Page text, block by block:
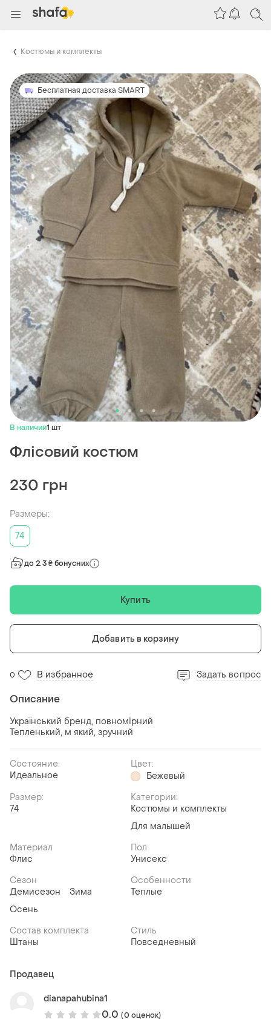
Костюмы и комплекты
Бесплатная доставка SMART
В наличии1 шт
Флісовий костюм
230 грн
Размеры:
74
до 2.3 ₴ бонусних
Купить
Добавить в корзину
0 В избранное Задать вопрос
Описание
Український бренд, повномірний
Тепленький, м який, зручний
Состояние:
Идеальное
Цвет:
Бежевый
Размер:
74
Категории:
Костюмы и комплекты
Для малышей
Материал
Флис
Пол
Унисекс
Сезон
Демисезон
Зима
Осень
Особенности
Теплые
Состав комплекта
Штаны
Стиль
Повседневный
Продавец
dianapahubina1
0.0 (0 оценок)